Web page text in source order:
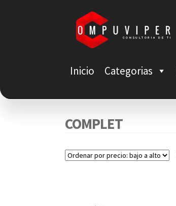
Saltar
navegación
contenido
Inicio Categorias
COMPLET